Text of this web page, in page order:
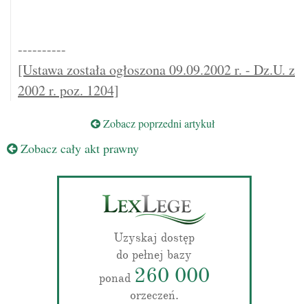
----------
[Ustawa została ogłoszona 09.09.2002 r. - Dz.U. z
2002 r. poz. 1204]
Zobacz poprzedni artykuł
Zobacz cały akt prawny
Uzyskaj dostęp
do pełnej bazy
ponad 260 000
orzeczeń.